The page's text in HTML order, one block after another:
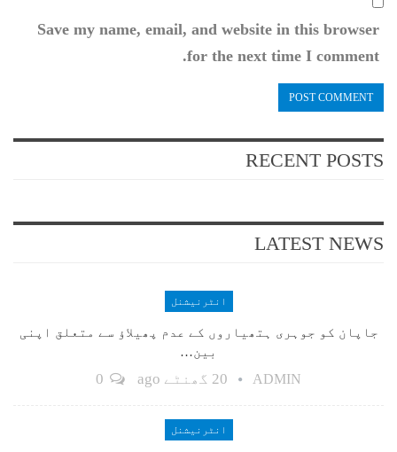
Save my name, email, and website in this browser
for the next time I comment.
RECENT POSTS
LATEST NEWS
انٹرنیشنل
جاپان کو جوہری ہتھیاروں کے عدم پھیلاؤ سے متعلق اپنی
بین…
ADMIN 20 گھنٹے ago
انٹرنیشنل